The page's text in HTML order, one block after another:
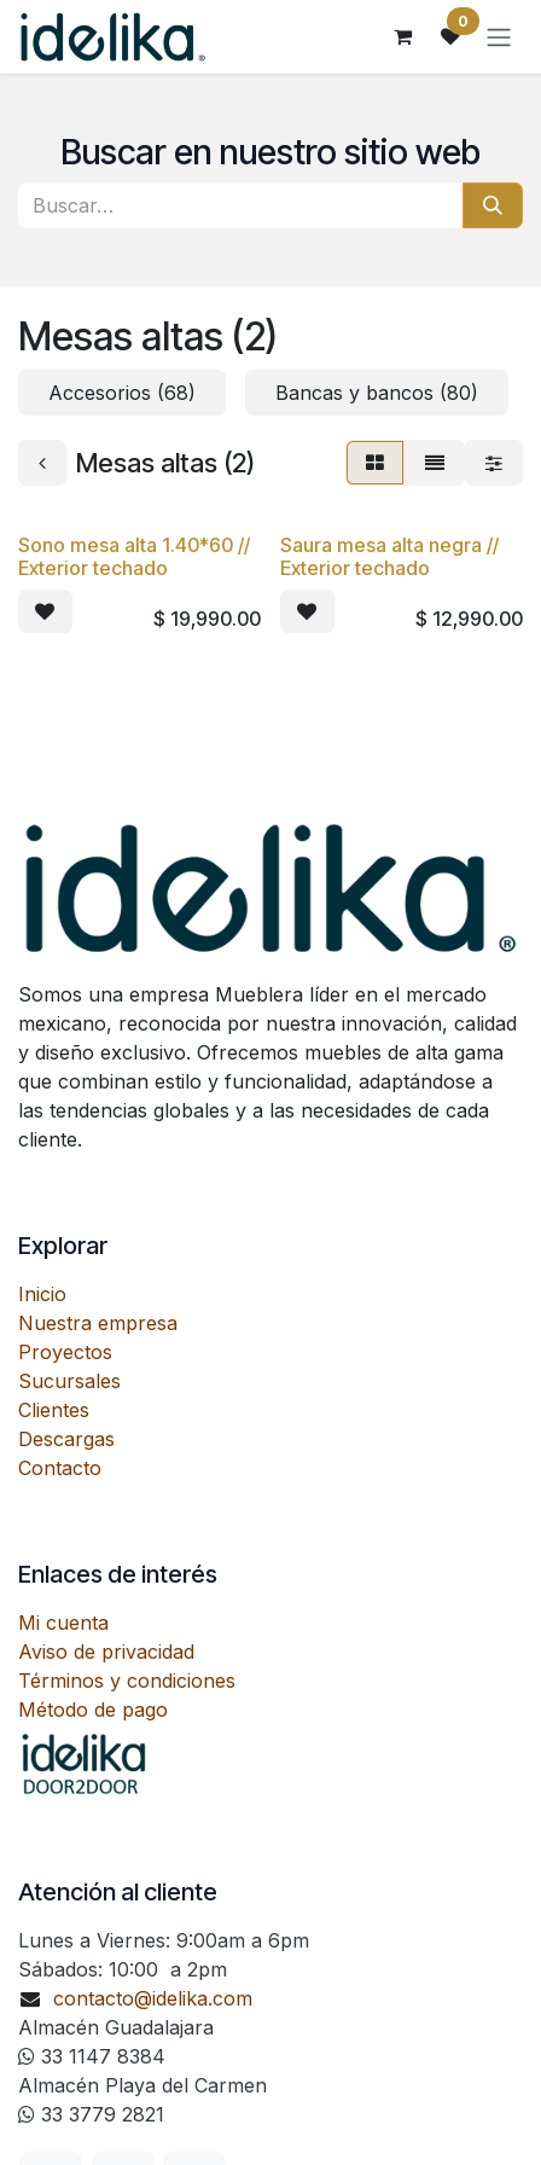
Ir al contenido 0
Buscar en nuestro sitio web
Mesas altas (2)
Accesorios (68) Bancas y bancos (80)
Mesas altas (2)
Sono mesa alta 1.40*60 //
Exterior techado
$ 19,990.00
Saura mesa alta negra //
Exterior techado
$ 12,990.00
Somos una empresa Mueblera líder en el mercado
mexicano, reconocida por nuestra innovación, calidad
y diseño exclusivo. Ofrecemos muebles de alta gama
que combinan estilo y funcionalidad, adaptándose a
las tendencias globales y a las necesidades de cada
cliente.
Explorar
Inicio
Nuestra empresa
Proyectos
Sucursales
Clientes
Descargas
Contacto
Enlaces de interés
Mi cuenta
Aviso de privacidad
Términos y condiciones
Método de pago
Atención al cliente
Lunes a Viernes: 9:00am a 6pm
Sábados: 10:00 a 2pm
contacto@idelika.com
Almacén Guadalajara
33 1147 8384
Almacén Playa del Carmen
33 3779 2821